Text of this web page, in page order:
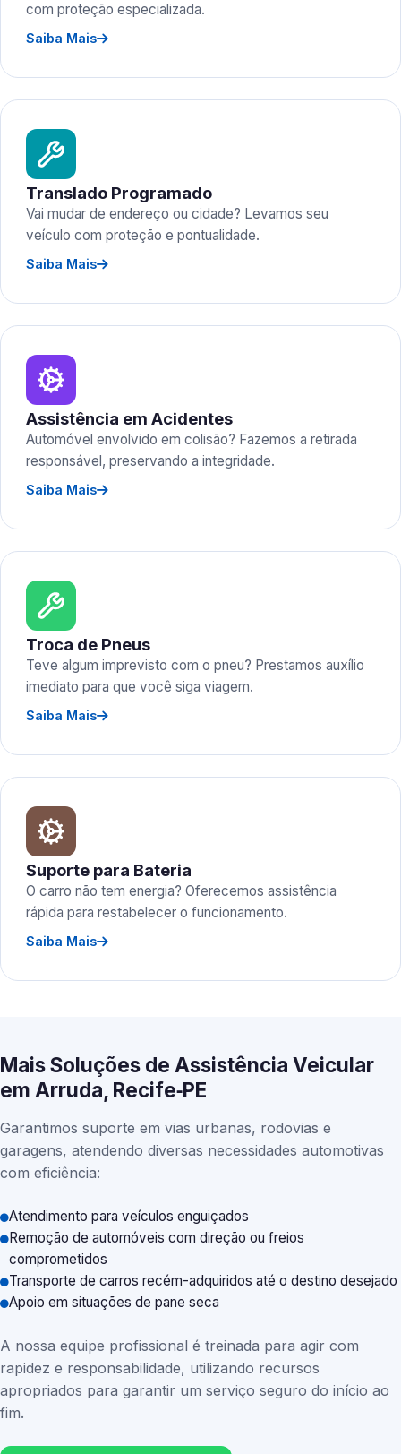
com proteção especializada.
Saiba Mais
Translado Programado
Vai mudar de endereço ou cidade? Levamos seu
veículo com proteção e pontualidade.
Saiba Mais
Assistência em Acidentes
Automóvel envolvido em colisão? Fazemos a retirada
responsável, preservando a integridade.
Saiba Mais
Troca de Pneus
Teve algum imprevisto com o pneu? Prestamos auxílio
imediato para que você siga viagem.
Saiba Mais
Suporte para Bateria
O carro não tem energia? Oferecemos assistência
rápida para restabelecer o funcionamento.
Saiba Mais
Mais Soluções de Assistência Veicular
em Arruda, Recife‑PE
Garantimos suporte em vias urbanas, rodovias e
garagens, atendendo diversas necessidades automotivas
com eficiência:
Atendimento para veículos enguiçados
Remoção de automóveis com direção ou freios
comprometidos
Transporte de carros recém-adquiridos até o destino desejado
Apoio em situações de pane seca
A nossa equipe profissional é treinada para agir com
rapidez e responsabilidade, utilizando recursos
apropriados para garantir um serviço seguro do início ao
fim.